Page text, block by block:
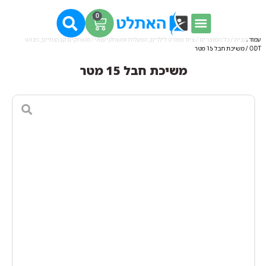
0
עמוד הבית / כל המוצרים / ציוד ספורט לילדים, הפעלות ומשחקי פנאי / משחקים קבוצתיים, גיבוש
ODT / משיכת חבל 15 מטר
משיכת חבל 15 מטר